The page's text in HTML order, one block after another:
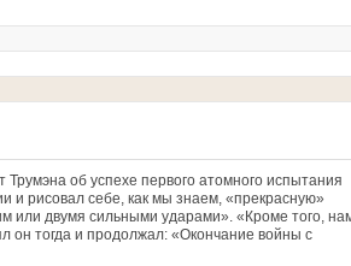
об успехе первого атомного испытания
рисовал себе, как мы знаем, «прекрасную»
или двумя сильными ударами». «Кроме того,
он тогда и продолжал: «Окончание войны с